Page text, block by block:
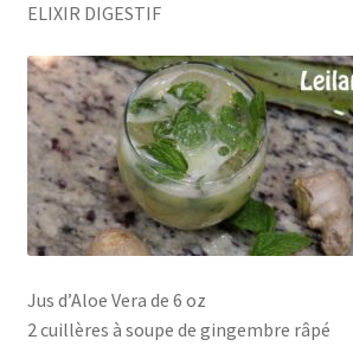
ELIXIR DIGESTIF
Jus d’Aloe Vera de 6 oz
2 cuillères à soupe de gingembre râpé